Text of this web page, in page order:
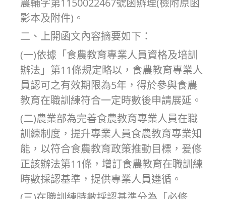
農輔字第1150022467號函辦理(檢附原函
影本及附件)。
二、上開函文內容摘要如下：
(一)依據「食農教育專業人員資格及培訓
辦法」第11條規定略以，食農教育專業人
員認可之有效期限為5年，得於參與食農
教育在職訓練符合一定時數後申請展延。
(二)農業部為完善食農教育專業人員在職
訓練制度，提升專業人員食農教育專業知
能，以符合食農教育政策推動目標，爰修
正該辦法第11條，增訂食農教育在職訓練
時數採認基準，提供專業人員遵循。